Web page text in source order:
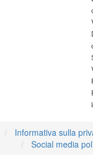
Informativa sulla
Social media